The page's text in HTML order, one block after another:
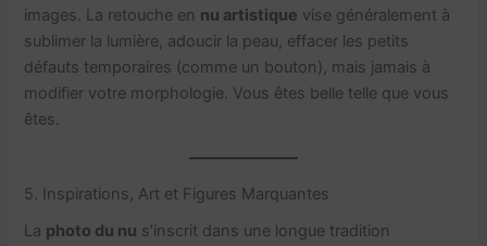
images. La retouche en nu artistique vise généralement à
sublimer la lumière, adoucir la peau, effacer les petits
défauts temporaires (comme un bouton), mais jamais à
modifier votre morphologie. Vous êtes belle telle que vous
êtes.
5. Inspirations, Art et Figures Marquantes
La photo du nu s’inscrit dans une longue tradition